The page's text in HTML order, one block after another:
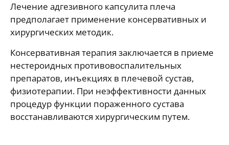
Лечение адгезивного капсулита плеча
предполагает применение консервативных и
хирургических методик.
Консервативная терапия заключается в приеме
нестероидных противовоспалительных
препаратов, инъекциях в плечевой сустав,
физиотерапии. При неэффективности данных
процедур функции пораженного сустава
восстанавливаются хирургическим путем.